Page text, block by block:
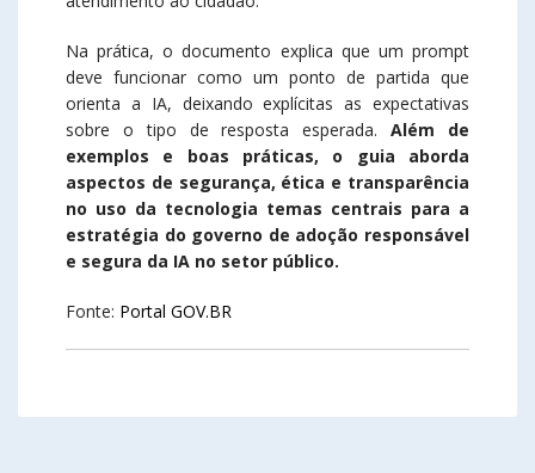
Na prática, o documento explica que um prompt
deve funcionar como um ponto de partida que
orienta a IA, deixando explícitas as expectativas
sobre o tipo de resposta esperada.Além de
exemplos e boas práticas, o guia aborda
aspectos de segurança, ética e transparência
no uso da tecnologia temas centrais para a
estratégia do governo de adoção responsável
e segura da IA no setor público.
Fonte: Portal GOV.BR